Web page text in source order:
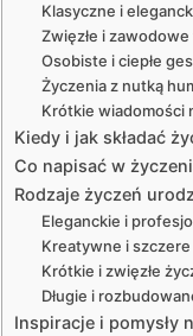
Klasyczne i
Zwięzłe i zawodowe
Osobiste i ciepłe
Życzenia z nutką
Krótkie wiadomości
Kiedy i jak składać
Co napisać w
Rodzaje życzeń
Eleganckie i
Kreatywne i
Krótkie i zwięzłe
Długie i
Inspiracje i pomysły